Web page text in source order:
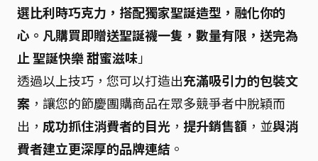
選比利時巧克力，搭配獨家聖誕造型，融化你的
心。凡購買即贈送聖誕襪一隻，數量有限，送完為
止 聖誕快樂 甜蜜滋味」
透過以上技巧，您可以打造出充滿吸引力的包裝文
案 ，讓您的節慶團購商品在眾多競爭者中脫穎而
出， 成功抓住消費者的目光 ， 提升銷售額 ，並與消
費者建立更深厚的品牌連結 。